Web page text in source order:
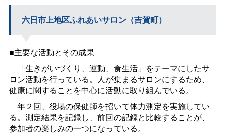
六日市上地区ふれあいサロン（吉賀町）
■主要な活動とその成果
「生きがいづくり、運動、食生活」をテーマにしたサ
ロン活動を行っている。人が集まるサロンにするため、
健康に関することを中心に活動に取り組んでいる。
年２回、役場の保健師を招いて体力測定を実施してい
る。測定結果を記録し、前回の記録と比較することが、
参加者の楽しみの一つになっている。